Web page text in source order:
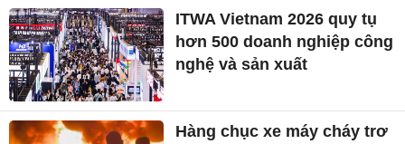
ITWA Vietnam 2026 quy tụ
hơn 500 doanh nghiệp công
nghệ và sản xuất
Hàng chục xe máy cháy trơ